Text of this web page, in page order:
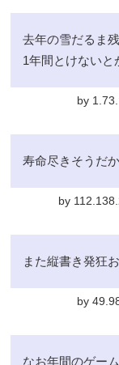
去年の雪だるま
1年間とけないと
by
寿命尽きそうだ
by
また縦書き発狂
by
なお年間のゲー